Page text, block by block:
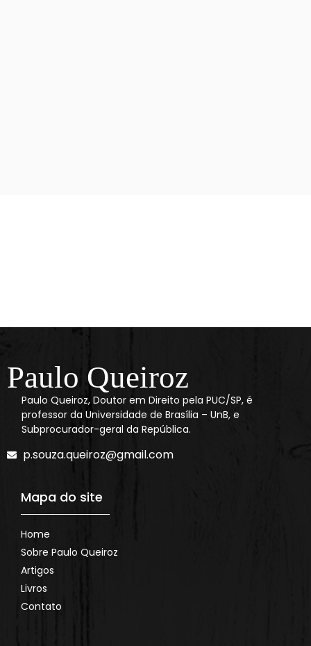
Paulo Queiroz
Paulo Queiroz, Doutor em Direito pela PUC/SP, é
professor da Universidade de Brasília – UnB, e
Subprocurador-geral da República.
p.souza.queiroz@gmail.com
Mapa do site
Home
Sobre Paulo Queiroz
Artigos
Livros
Contato